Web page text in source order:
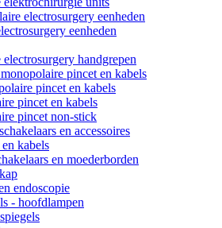
electrosurgery eenheden
eenheden
handgrepen
pincet en kabels
pincet en kabels
pincet en kabels
pincet non-stick
en accessoires
kabels
en moederborden
endoscopie
- hoofdlampen